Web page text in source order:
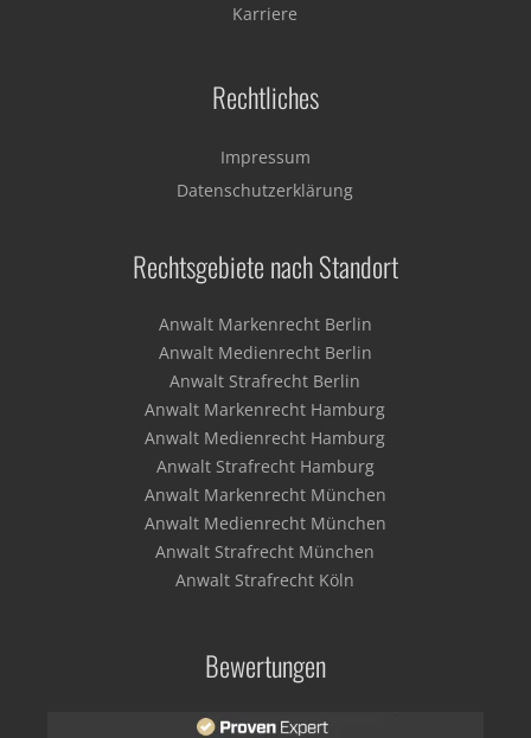
Karriere
Rechtliches
Impressum
Datenschutzerklärung
Rechtsgebiete nach Standort
Anwalt Markenrecht Berlin
Anwalt Medienrecht Berlin
Anwalt Strafrecht Berlin
Anwalt Markenrecht Hamburg
Anwalt Medienrecht Hamburg
Anwalt Strafrecht Hamburg
Anwalt Markenrecht München
Anwalt Medienrecht München
Anwalt Strafrecht München
Anwalt Strafrecht Köln
Bewertungen